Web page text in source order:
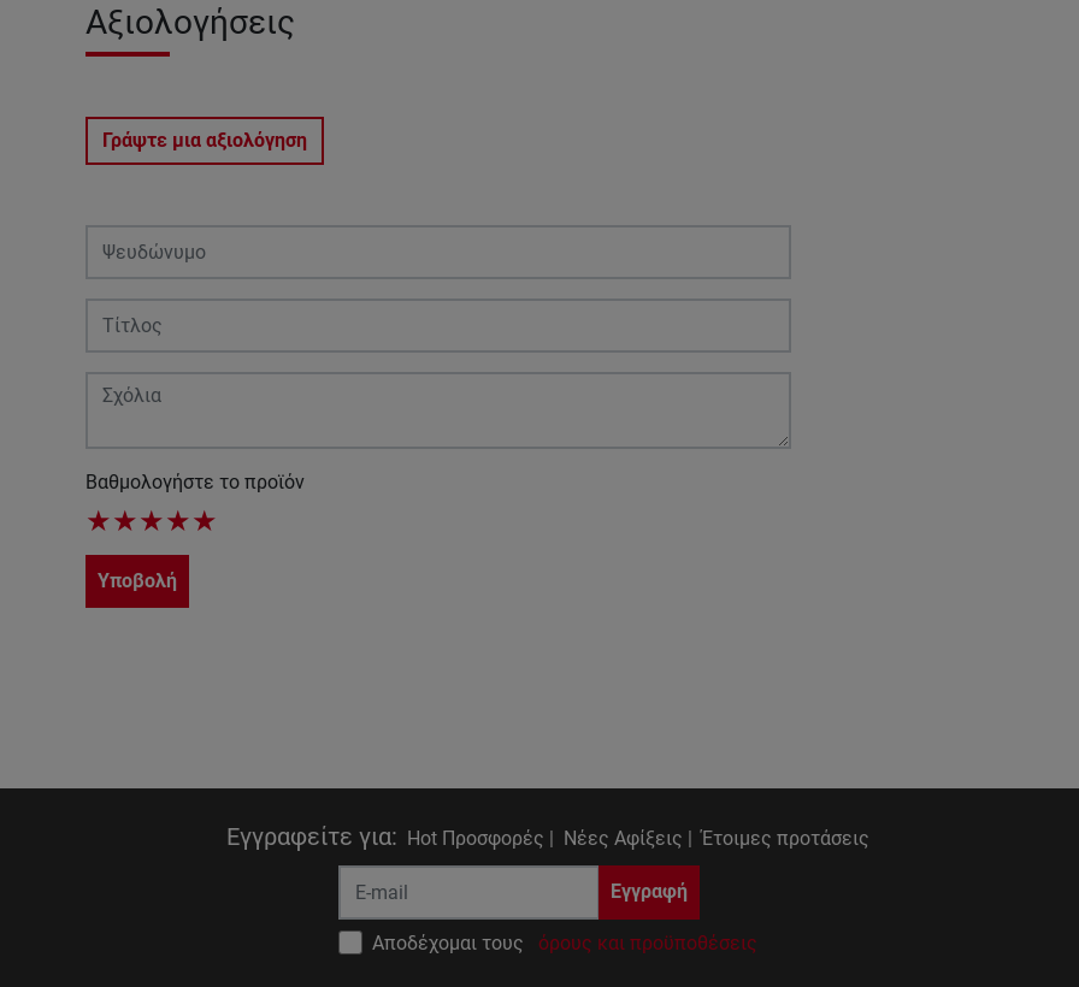
Αξιολογήσεις
Γράψτε μια αξιολόγηση
Βαθμολογήστε το προϊόν
★★★★★
Υποβολή
Εγγραφείτε για: Hot Προσφορές | Νέες Αφίξεις | Έτοιμες προτάσεις
Εγγραφή
Αποδέχομαι τους όρους και προϋποθέσεις